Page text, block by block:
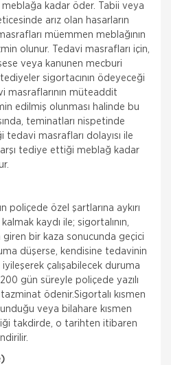
kadar öder. Tabii veya
arız olan hasarların
müemmen meblağının
olunur. Tedavi masrafları için,
veya kanunen mecburi
sigortacının ödeyeceği
masraflarının müteaddit
edilmiş olunması halinde bu
teminatları nispetinde
tedavi masrafları dolayısı ile
tediye ettiği meblağ kadar
poliçede özel şartlarına aykırı
kaydı ile; sigortalının,
bir kaza sonucunda geçici
düşerse, kendisine tedavinin
çalışabilecek duruma
gün süreyle poliçede yazılı
ödenir.Sigortalı kısmen
veya bilahare kısmen
takdirde, o tarihten itibaren